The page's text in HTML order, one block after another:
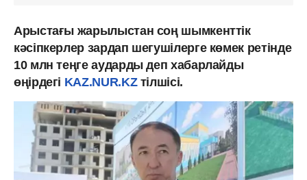
Арыстағы жарылыстан соң шымкенттік
кәсіпкерлер зардап шегушілерге көмек ретінде
10 млн теңге аударды деп хабарлайды
өңірдегі KAZ.NUR.KZтілшісі.